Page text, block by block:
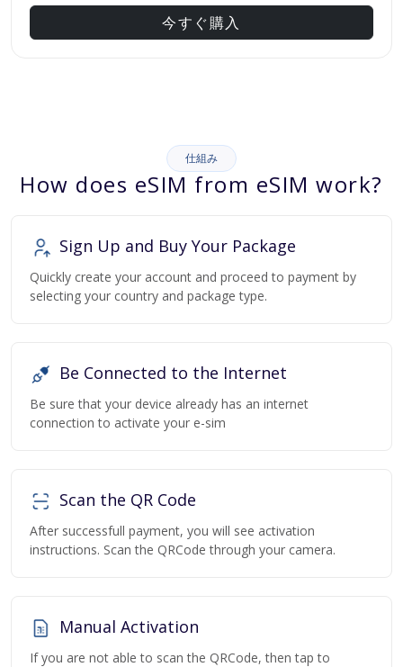
今すぐ購入
仕組み
How does eSIM from eSIM work?
Sign Up and Buy Your Package
Quickly create your account and proceed to payment by
selecting your country and package type.
Be Connected to the Internet
Be sure that your device already has an internet
connection to activate your e-sim
Scan the QR Code
After successfull payment, you will see activation
instructions. Scan the QRCode through your camera.
Manual Activation
If you are not able to scan the QRCode, then tap to